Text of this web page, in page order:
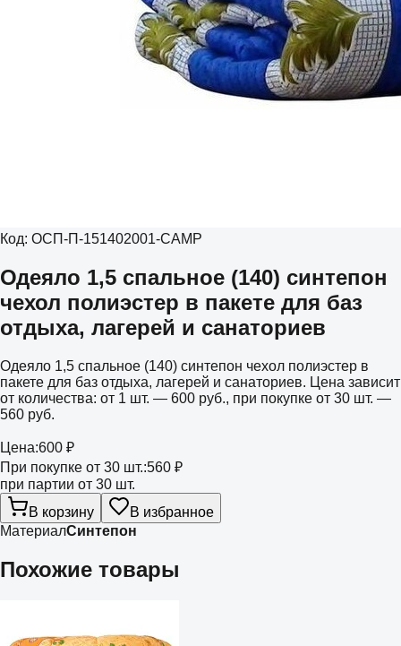
Код: ОСП-П-151402001-CAMP
Одеяло 1,5 спальное (140) синтепон
чехол полиэстер в пакете для баз
отдыха, лагерей и санаториев
Одеяло 1,5 спальное (140) синтепон чехол полиэстер в
пакете для баз отдыха, лагерей и санаториев. Цена зависит
от количества: от 1 шт. — 600 руб., при покупке от 30 шт. —
560 руб.
Цена:600 ₽
При покупке от 30 шт.:560 ₽
при партии от 30 шт.
В корзину
В избранное
МатериалСинтепон
Похожие товары